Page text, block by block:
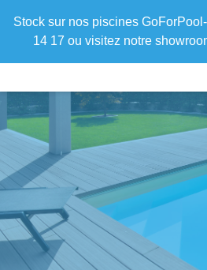
Stock sur nos piscines
14 17 ou visitez notre